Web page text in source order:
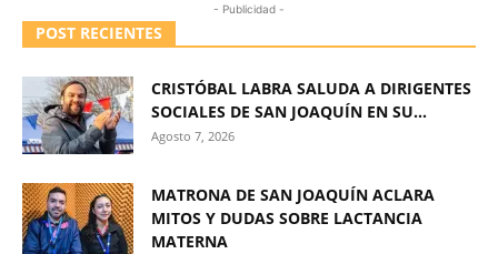
- Publicidad -
POST RECIENTES
CRISTÓBAL LABRA SALUDA A DIRIGENTES
SOCIALES DE SAN JOAQUÍN EN SU...
Agosto 7, 2026
MATRONA DE SAN JOAQUÍN ACLARA
MITOS Y DUDAS SOBRE LACTANCIA
MATERNA